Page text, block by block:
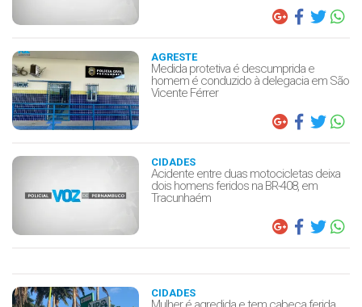
AGRESTE
Medida protetiva é descumprida e
homem é conduzido à delegacia em São
Vicente Férrer
CIDADES
Acidente entre duas motocicletas deixa
dois homens feridos na BR-408, em
Tracunhaém
CIDADES